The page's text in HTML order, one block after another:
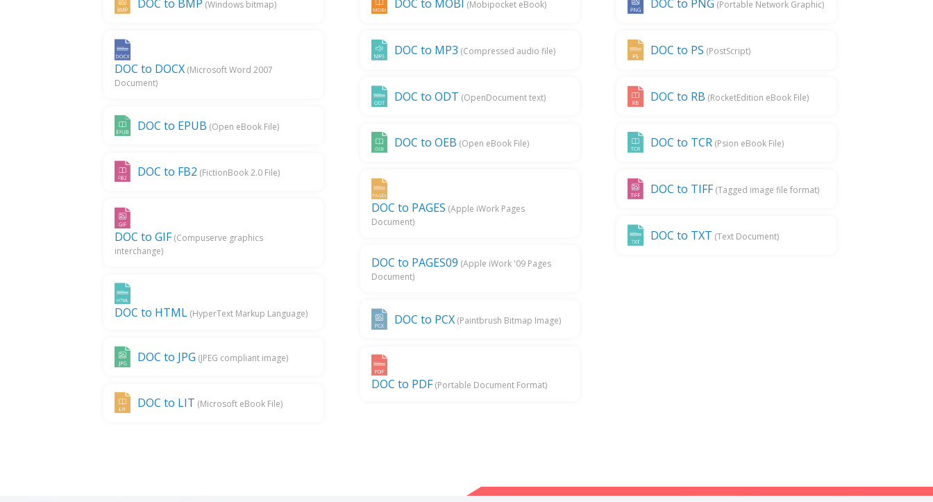
DOC to BMP (Windows bitmap)
DOC to DOCX (Microsoft Word 2007
Document)
DOC to EPUB (Open eBook File)
DOC to FB2 (FictionBook 2.0 File)
DOC to GIF (Compuserve graphics
interchange)
DOC to HTML (HyperText Markup Language)
DOC to JPG (JPEG compliant image)
DOC to LIT (Microsoft eBook File)
DOC to MOBI (Mobipocket eBook)
DOC to MP3 (Compressed audio file)
DOC to ODT (OpenDocument text)
DOC to OEB (Open eBook File)
DOC to PAGES (Apple iWork Pages
Document)
DOC to PAGES09 (Apple iWork '09 Pages
Document)
DOC to PCX(Paintbrush Bitmap Image)
DOC to PDF(Portable Document Format)
DOC to PNG (Portable Network Graphic)
DOC to PS (PostScript)
DOC to RB (RocketEdition eBook File)
DOC to TCR(Psion eBook File)
DOC to TIFF(Tagged image file format)
DOC to TXT (Text Document)